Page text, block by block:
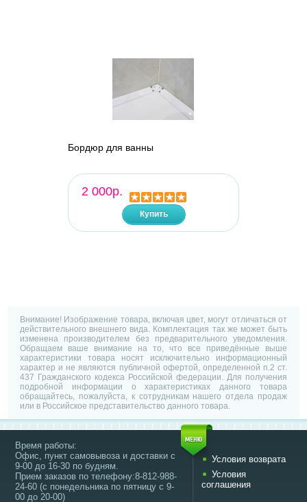
Бордюр для ванны
2 000р.
Купить
Внимание! Изображение товара, включая цвет, могут отличаться от
действительного внешнего вида. Комплектация так же может быть
изменена производителем без предварительного уведомления.
Обращаем ваше внимание на то, что все приведённые выше
характеристики товара носят исключительно информационный
характер и не являются публичной офертой, определенной п.2 ст.
437 Гражданского кодекса Российской федерации. Для получения
подробной информации о характеристиках данного товара
обращайтесь, пожалуйста, к сотрудникам нашего отдела продаж
или в Российское представительство данного товара.
Время работы:
Офис, пункт самовывоза и доставки с
9-00 до 16-30 по будням.
Прием заказов по телефону:8-812-988-
24-60 (с понедельника по пятницу с 9-
00 до 20-00)
Условия возврата
Условия
соглашения